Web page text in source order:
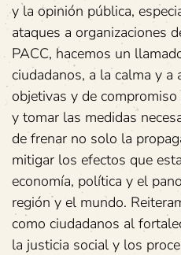
y la opinión pública,
ataques a organizaciones
PACC, hacemos un
ciudadanos, a la calma y a
objetivas y de
y tomar las medidas
de frenar no solo la
mitigar los efectos que
economía, política y el
región y el mundo.
como ciudadanos al
la justicia social y los